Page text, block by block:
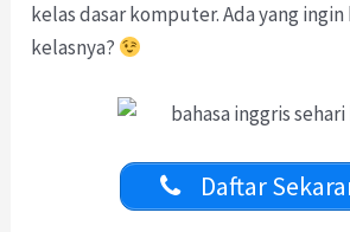
kelas dasar komputer. Ada yang
kelasnya?
Daftar